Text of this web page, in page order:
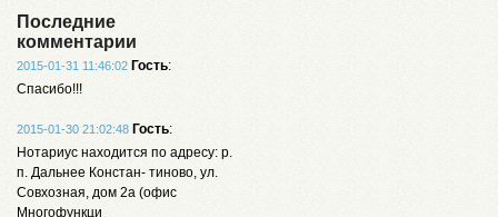
Последние
комментарии
2015-01-31 11:46:02 Гость:
Спасибо!!!
2015-01-30 21:02:48 Гость:
Нотариус находится по адресу: р.
п. Дальнее Констан- тиново, ул.
Совхозная, дом 2а (офис
Многофункци